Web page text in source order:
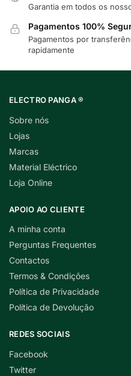
Garantia em todos os
Pagamentos 100%
Pagamentos por
rapidamente
ELECTRO PANGA ®
Sobre nós
Lojas
Marcas
Material Eléctrico
Loja Online
APOIO AO CLIENTE
A minha conta
Perguntas Frequentes
Contactos
Termos & Condições
Política de Privacidade
Política de Devolução
REDES SOCIAIS
Facebook
Twitter